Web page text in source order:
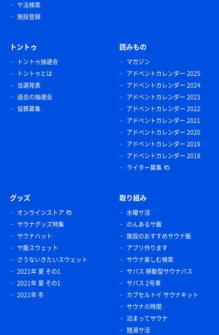
サ活検索
施設登録
トントゥ
トントゥ抽選会
トントゥとは
当選発表
過去の抽選会
協賛募集
読みもの
マガジン
アドベントカレンダー 2025
アドベントカレンダー 2024
アドベントカレンダー 2023
アドベントカレンダー 2022
アドベントカレンダー 2021
アドベントカレンダー 2020
アドベントカレンダー 2019
アドベントカレンダー 2018
ライター募集
グッズ
オンラインストア
サウナグッズ特集
サウナハット
サ飯スウェット
さうないきたいスウェット
2021年 夏 その1
2021年 夏 その1
2021年 冬
取り組み
水曜サ活
のんあるサ飯
施設のおすすめサウナ飯
アプリ作ります
サウナ楽しむ検索
サバス 移動型サウナバス
サバス 2号車
カプセルトイ サウナキット
サウナの時間
泊まってサウナ
銭湯サ活